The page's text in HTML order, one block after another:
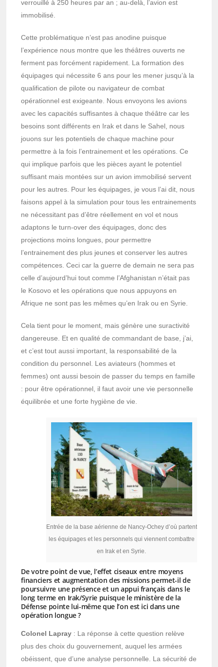
verrouillé à 250 heures par an ; au-delà, l’avion est
immobilisé.
Cette problématique n’est pas anodine puisque
l’expérience nous montre que les théâtres ouverts ne
ferment pas forcément rapidement. La formation des
équipages qui nécessite 6 ans pour les mener jusqu’à la
qualification de pilote ou navigateur de combat
opérationnel est exigeante. Nous envoyons les avions
avec les capacités suffisantes à chaque théâtre car les
besoins sont différents en Irak et dans le Sahel, nous
jouons sur les potentiels de chaque machine pour
permettre à la fois l’entrainement et les opérations. Ce
qui implique parfois que les pièces ayant le potentiel
suffisant mais montées sur un avion immobilisé servent
pour les autres. Pour les équipages, je vous l’ai dit, nous
faisons appel à la simulation pour tous les entrainements
ne nécessitant pas d’être réellement en vol et nous
adaptons le turn-over des équipages, donc des
projections moins longues, pour permettre
l’entrainement des plus jeunes et conserver les autres
compétences. Ceci car la guerre de demain ne sera pas
celle d’aujourd’hui tout comme l’Afghanistan n’était pas
le Kosovo et les opérations que nous appuyons en
Afrique ne sont pas les mêmes qu’en Irak ou en Syrie.
Cela tient pour le moment, mais génère une suractivité
dangereuse. Et en qualité de commandant de base, j’ai,
et c’est tout aussi important, la responsabilité de la
condition du personnel. Les aviateurs (hommes et
femmes) ont aussi besoin de passer du temps en famille
: pour être opérationnel, il faut avoir une vie personnelle
équilibrée et une forte hygiène de vie.
Entrée de la base aérienne de Nancy-Ochey d’où partent
les équipages et les personnels qui viennent combattre
en Irak et en Syrie.
De votre point de vue, l’effet ciseaux entre moyens
financiers et augmentation des missions permet-il de
poursuivre une présence et un appui français dans le
long terme en Irak/Syrie puisque le ministère de la
Défense pointe lui-même que l’on est ici dans une
opération longue ?
Colonel Lapray : La réponse à cette question relève
plus des choix du gouvernement, auquel les armées
obéissent, que d’une analyse personnelle. La sécurité de